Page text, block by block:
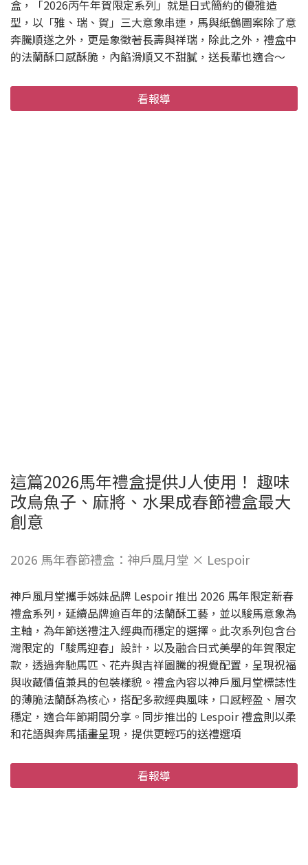
盒，「2026丙午年賀限定系列」就是日式簡約的優雅造
型，以「雅、瑞、賀」三大意象串連，馬與紙鶴圖案除了意
奔騰順遂之外，更是象徵著長壽與祥瑞，除此之外，禮盒中
的法蘭酥口感酥脆，內餡滑順又不甜膩，送長輩也適合～
看報導
這篇2026馬年禮盒提供J人使用！ 趣味
改烏魚子、麻將、水果成春節禮盒最大
創意
2026 馬年春節禮盒：神戶風月堂 × Lespoir
神戶風月堂攜手姊妹品牌 Lespoir 推出 2026 馬年限定新春
禮盒系列，延續品牌逾百年的法蘭酥工藝，並以駿馬意象為
主軸，為年節送禮注入經典而穩定的選擇。此次系列包含台
灣限定的「駿馬迎春」設計，以及融合日式美學的年賀限定
款，透過奔馳馬匹、花卉與吉祥圖騰的視覺配置，呈現祝福
與收藏價值兼具的包裝樣貌。禮盒內容以神戶風月堂標誌性
的薄脆法蘭酥為核心，搭配多款經典風味，口感輕盈、層次
穩定，適合年節期間分享。同步推出的 Lespoir 禮盒則以柔
和花語與奔馬插畫呈現，提供更輕巧的送禮選項
看報導